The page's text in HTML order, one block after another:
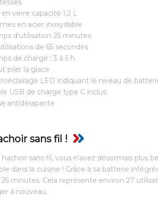
en verre capacité 1,2 L
en acier inoxydable
d’utilisation 25 minutes
de 65 secondes
de charge : 3 à 5 h
piler la glace
LED indiquant le niveau de
USB de charge type C inclus
antidérapante
sans fil !
sans fil, vous n’avez désormais plus
dans la cuisine ! Grâce à sa batterie
25 minutes. Cela représente environ 27
à nouveau.